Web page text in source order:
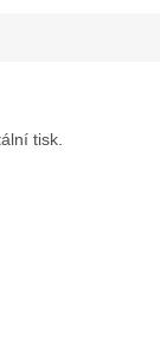
tisk.